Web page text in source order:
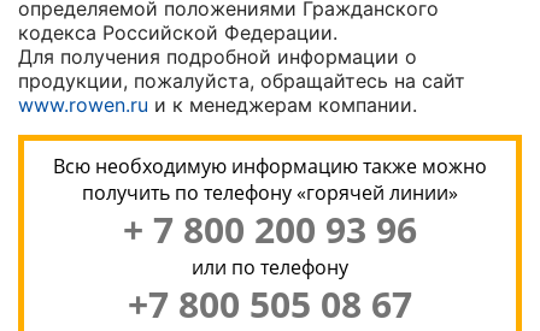
определяемой положениями Гражданского
кодекса Российской Федерации.
Для получения подробной информации о
продукции, пожалуйста, обращайтесь на сайт
www.rowen.ru и к менеджерам компании.
Всю необходимую информацию также можно
получить по телефону «горячей линии»
+ 7 800 200 93 96
или по телефону
+7 800 505 08 67